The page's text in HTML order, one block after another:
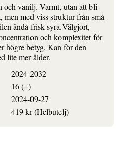
och vanilj. Varmt, utan att bli
med viss struktur från små
ändå frisk syra.Välgjort,
och komplexitet för
högre betyg. Kan för den
lite mer ålder.
2024-2032
16 (+)
2024-09-27
419 kr (Helbutelj)